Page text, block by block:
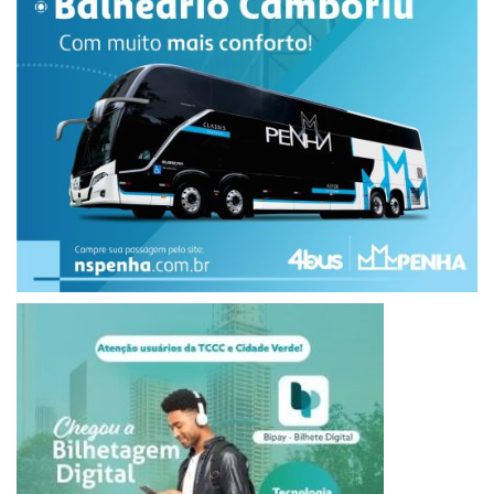
show paralamas do sucesso
virada do ano